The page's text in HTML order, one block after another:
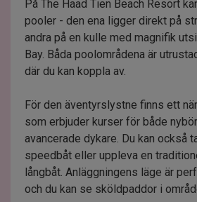
På The Haad Tien Beach Resort
pooler - den ena ligger direkt på
andra på en kulle med magnifik
Bay. Båda poolområdena är
där du kan koppla av.
För den äventyrslystne finns ett
som erbjuder kurser för både
avancerade dykare. Du kan också
speedbåt eller uppleva en
långbåt. Anläggningens läge är
och du kan se sköldpaddor i